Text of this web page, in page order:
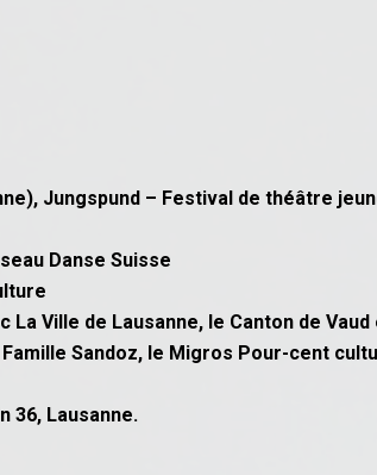
Jungspund – Festival de théâtre
Danse Suisse
Ville de Lausanne, le Canton de Vaud
Sandoz, le Migros Pour-cent
36, Lausanne.